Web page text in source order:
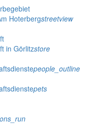
Hoterbergstreetview
in Görlitzstore
people_outline
pets